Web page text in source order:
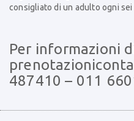
consigliato di un adulto ogni sei
Per informazioni
487410 – 011